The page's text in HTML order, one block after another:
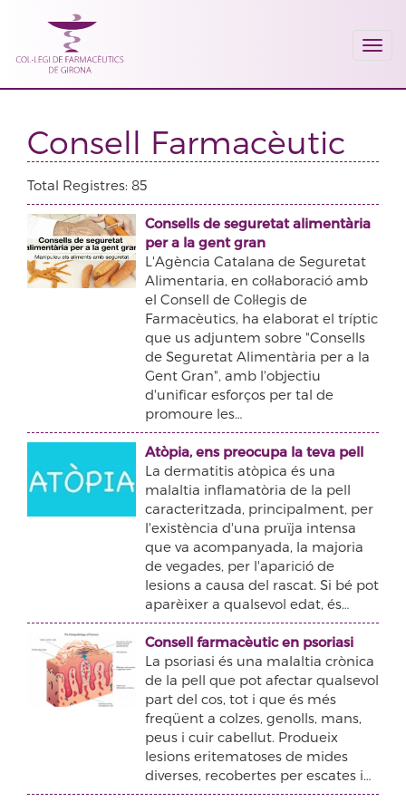
Consell Farmacèutic
Total Registres: 85
Consells de seguretat alimentària
per a la gent gran
L'Agència Catalana de Seguretat
Alimentaria, en col·laboració amb
el Consell de Col·legis de
Farmacèutics, ha elaborat el tríptic
que us adjuntem sobre "Consells
de Seguretat Alimentària per a la
Gent Gran", amb l'objectiu
d'unificar esforços per tal de
promoure les…
Atòpia, ens preocupa la teva pell
La dermatitis atòpica és una
malaltia inflamatòria de la pell
caracteritzada, principalment, per
l'existència d'una pruïja intensa
que va acompanyada, la majoria
de vegades, per l'aparició de
lesions a causa del rascat. Si bé pot
aparèixer a qualsevol edat, és…
Consell farmacèutic en psoriasi
La psoriasi és una malaltia crònica
de la pell que pot afectar qualsevol
part del cos, tot i que és més
freqüent a colzes, genolls, mans,
peus i cuir cabellut. Produeix
lesions eritematoses de mides
diverses, recobertes per escates i…